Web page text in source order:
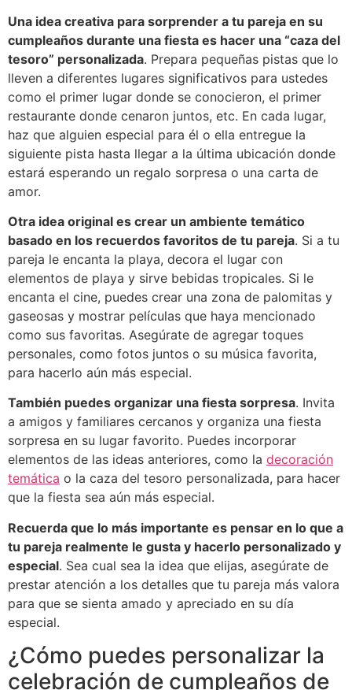
Una idea creativa para sorprender a tu pareja en su
cumpleaños durante una fiesta es hacer una “caza del
tesoro” personalizada. Prepara pequeñas pistas que lo
lleven a diferentes lugares significativos para ustedes
como el primer lugar donde se conocieron, el primer
restaurante donde cenaron juntos, etc. En cada lugar,
haz que alguien especial para él o ella entregue la
siguiente pista hasta llegar a la última ubicación donde
estará esperando un regalo sorpresa o una carta de
amor.
Otra idea original es crear un ambiente temático
basado en los recuerdos favoritos de tu pareja. Si a tu
pareja le encanta la playa, decora el lugar con
elementos de playa y sirve bebidas tropicales. Si le
encanta el cine, puedes crear una zona de palomitas y
gaseosas y mostrar películas que haya mencionado
como sus favoritas. Asegúrate de agregar toques
personales, como fotos juntos o su música favorita,
para hacerlo aún más especial.
También puedes organizar una fiesta sorpresa. Invita
a amigos y familiares cercanos y organiza una fiesta
sorpresa en su lugar favorito. Puedes incorporar
elementos de las ideas anteriores, como la decoración
temática o la caza del tesoro personalizada, para hacer
que la fiesta sea aún más especial.
Recuerda que lo más importante es pensar en lo que a
tu pareja realmente le gusta y hacerlo personalizado y
especial. Sea cual sea la idea que elijas, asegúrate de
prestar atención a los detalles que tu pareja más valora
para que se sienta amado y apreciado en su día
especial.
¿Cómo puedes personalizar la
celebración de cumpleaños de